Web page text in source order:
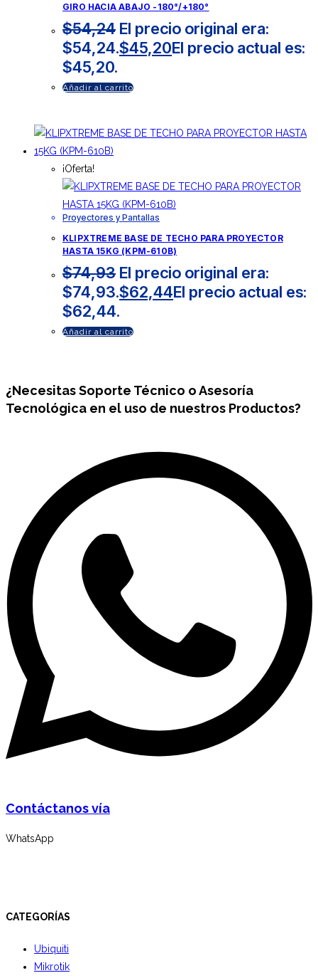
GIRO HACIA ABAJO -180°/+180°
$54,24 El precio original era:
$54,24.$45,20El precio actual es:
$45,20.
Añadir al carrito
¡Oferta!
Proyectores y Pantallas
KLIPXTREME BASE DE TECHO PARA PROYECTOR
HASTA 15KG (KPM-610B)
$74,93 El precio original era:
$74,93.$62,44El precio actual es:
$62,44.
Añadir al carrito
¿NecesitasSoporte Técnico o Asesoría
Tecnológica en el uso de nuestros Productos?
Contáctanos vía
WhatsApp
CATEGORÍAS
Ubiquiti
Mikrotik